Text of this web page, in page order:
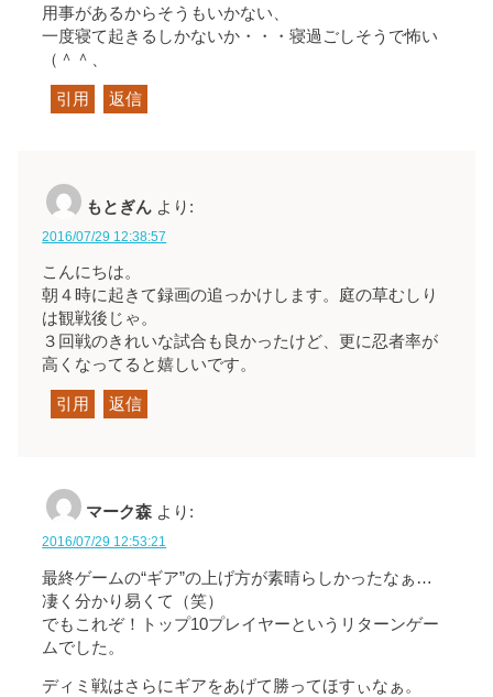
用事があるからそうもいかない、
一度寝て起きるしかないか・・・寝過ごしそうで怖い
（＾＾、
引用 返信
もとぎん より:
2016/07/29 12:38:57
こんにちは。
朝４時に起きて録画の追っかけします。庭の草むしり
は観戦後じゃ。
３回戦のきれいな試合も良かったけど、更に忍者率が
高くなってると嬉しいです。
引用 返信
マーク森 より:
2016/07/29 12:53:21
最終ゲームの“ギア”の上げ方が素晴らしかったなぁ…
凄く分かり易くて（笑）
でもこれぞ！トップ10プレイヤーというリターンゲー
ムでした。
ディミ戦はさらにギアをあげて勝ってほすぃなぁ。